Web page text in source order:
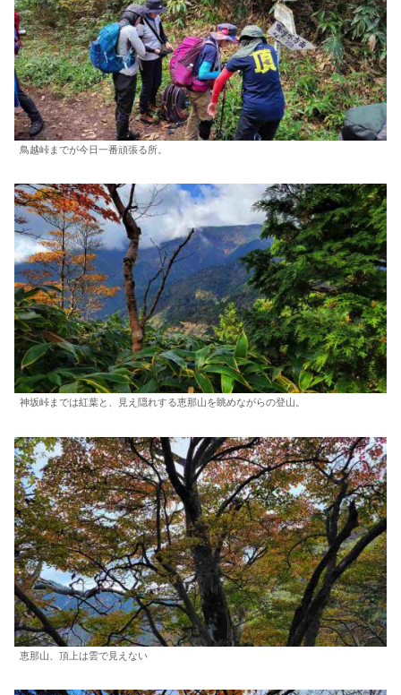
鳥越峠までが今日一番頑張る所。
神坂峠までは紅葉と、見え隠れする恵那山を眺めながらの登山。
恵那山、頂上は雲で見えない